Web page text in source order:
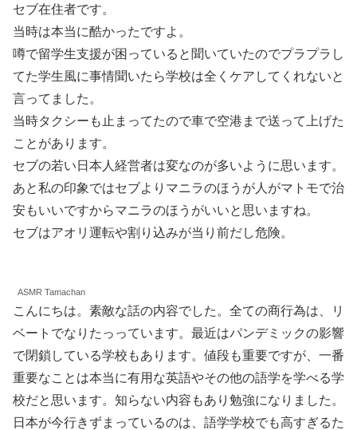
セブ在住者です。
当時は本当に酷かったですよ。
噂で留学生支援が困っていると聞いていたのでプラプラし
てた学生風に事情聞いたら学校は全くケアしてくれないと
言ってました。
当時タクシーも止まってたので車で空港まで送って上げた
ことがあります。
セブの若い日本人経営者は変なのが多いように思います。
あと私の印象ではセブよりマニラのほうが人がマトモで治
安もいいですからマニラのほうがいいと思いますね。
セブはアオリ運転や割り込みが当り前だし危険。
ASMR Tamachan
こんにちは。素敵な話の内容でした。全ての商行為は、リ
ベートでなりたっっています。最近はパンデミックの影響
で閉鎖している学校もあります。値段も重要ですが、一番
重要なことは本当に有用な英語やその他の語学を学べる学
校だと思います。知らない内容もあり勉強になりました。
日本が今行きずまっているのは、語学学校でも高すぎるた